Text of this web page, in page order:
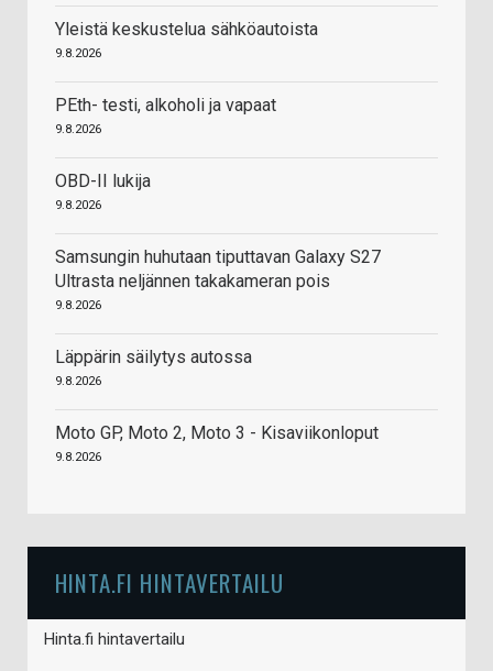
Yleistä keskustelua sähköautoista
9.8.2026
PEth- testi, alkoholi ja vapaat
9.8.2026
OBD-II lukija
9.8.2026
Samsungin huhutaan tiputtavan Galaxy S27
Ultrasta neljännen takakameran pois
9.8.2026
Läppärin säilytys autossa
9.8.2026
Moto GP, Moto 2, Moto 3 - Kisaviikonloput
9.8.2026
HINTA.FI HINTAVERTAILU
Hinta.fi hintavertailu